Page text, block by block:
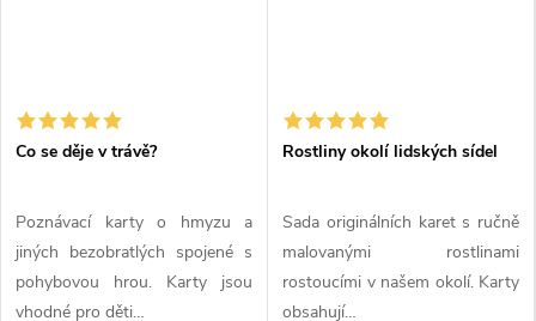
Co se děje v trávě?
Poznávací karty o hmyzu a
jiných bezobratlých spojené s
pohybovou hrou. Karty jsou
vhodné pro děti…
Rostliny okolí lidských sídel
Sada originálních karet s ručně
malovanými rostlinami
rostoucími v našem okolí. Karty
obsahují…